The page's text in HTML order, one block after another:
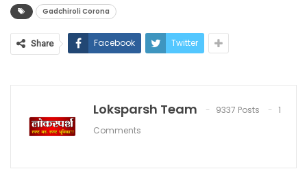
Gadchiroli Corona
Share Facebook Twitter
Loksparsh Team 9337 Posts
1
Comments